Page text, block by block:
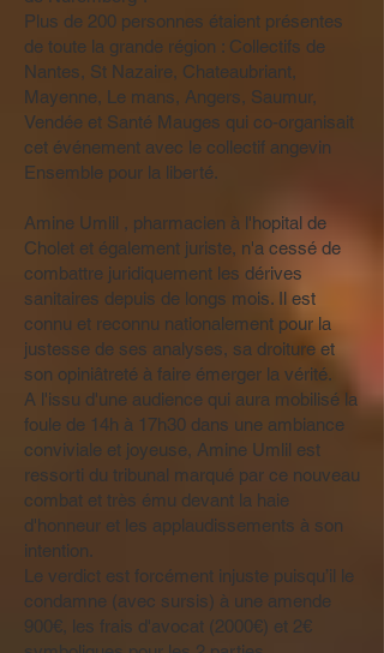
Plus de 200 personnes étaient présentes
de toute la grande région : Collectifs de
Nantes, St Nazaire, Chateaubriant,
Mayenne, Le mans, Angers, Saumur,
Vendée et Santé Mauges qui co-organisait
cet événement avec le collectif angevin
Ensemble pour la liberté.
Amine Umlil , pharmacien à l'hopital de
Cholet et également juriste, n'a cessé de
combattre juridiquement les dérives
sanitaires depuis de longs mois. Il est
connu et reconnu nationalement pour la
justesse de ses analyses, sa droiture et
son opiniâtreté à faire émerger la vérité.
A l'issu d'une audience qui aura mobilisé la
foule de 14h à 17h30 dans une ambiance
conviviale et joyeuse, Amine Umlil est
ressorti du tribunal marqué par ce nouveau
combat et très ému devant la haie
d'honneur et les applaudissements à son
intention.
Le verdict est forcément injuste puisqu’il le
condamne (avec sursis) à une amende
900€, les frais d'avocat (2000€) et 2€